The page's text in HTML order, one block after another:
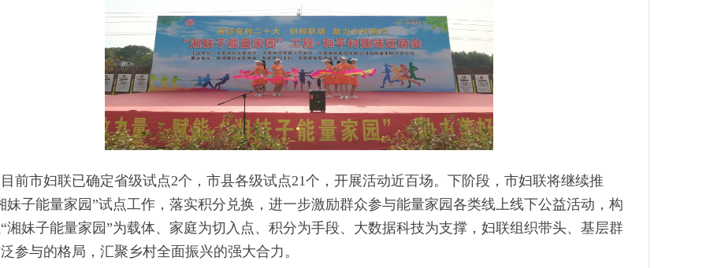
目前市妇联已确定省级试点2个，市县各级试点21个，开展活动近百场。下阶段，市妇联将继续推
妹子能量家园”试点工作，落实积分兑换，进一步激励群众参与能量家园各类线上线下公益活动，构
湘妹子能量家园”为载体、家庭为切入点、积分为手段、大数据科技为支撑，妇联组织带头、基层群
参与的格局，汇聚乡村全面振兴的强大合力。